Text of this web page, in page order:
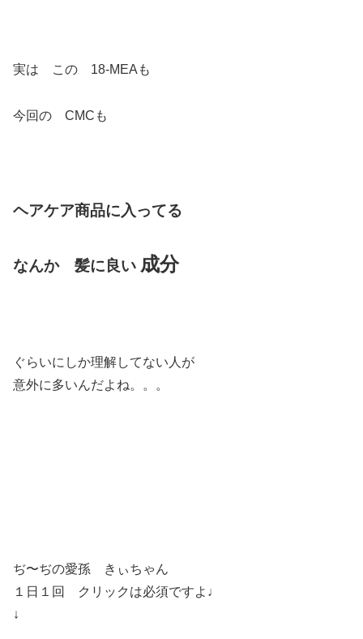
実は この 18-MEAも
今回の CMCも
ヘアケア商品に入ってる
なんか 髪に良い 成分
ぐらいにしか理解してない人が
意外に多いんだよね。。。
ぢ〜ぢの愛孫 きぃちゃん
１日１回 クリックは必須ですよ♩
↓